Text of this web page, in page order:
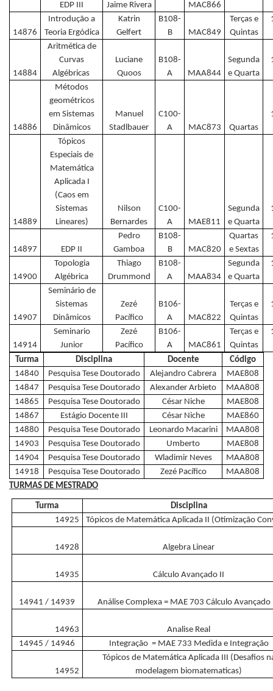
EDP III
Jaime Rivera MAC866
14876
Introdução a
Teoria Ergódica
Katrin
Gelfert
B108-
B
MAC849
Terças e
Quintas
14884
Aritmética de
Curvas
Algébricas
Luciane
Quoos
B108-
A
MAA844
Segunda
e Quarta
14886
Métodos
geométricos
em Sistemas
Dinâmicos
Manuel
Stadlbauer
C100-
A
MAC873 Quartas
14889
Tópicos
Especiais de
Matemática
Aplicada I
(Caos em
Sistemas
Lineares)
Nilson
Bernardes
C100-
A
MAE811
Segunda
e Quarta
14897 EDP II
Pedro
Gamboa
B108-
B
MAC820
Quartas
e Sextas
14900
Topologia
Algébrica
Thiago
Drummond
B108-
A
MAA834
Segunda
e Quarta
14907
Seminário de
Sistemas
Dinâmicos
Zezé
Pacífico
B106-
A
MAC822
Terças e
Quintas
14914
Seminario
Junior
Zezé
Pacífico
B106-
A
MAC861
Terças e
Quintas
Turma Disciplina Docente
Código
14840
Pesquisa Tese Doutorado Alejandro Cabrera
MAE808
14847
Pesquisa Tese Doutorado Alexander Arbieto
MAA808
14865
Pesquisa Tese Doutorado César Niche
MAE808
14867
Estágio Docente III César Niche
MAE860
14880
Pesquisa Tese Doutorado Leonardo Macarini
MAA808
14903
Pesquisa Tese Doutorado Umberto
MAE808
14904
Pesquisa Tese Doutorado Wladimir Neves
MAA808
14918
Pesquisa Tese Doutorado Zezé Pacífico
MAA808
TURMAS DE MESTRADO
Turma
Disciplina
14925
Tópicos de Matemática Aplicada II (Otimização
14928 Algebra Linear
14935 Cálculo Avançado II
14941 / 14939 Análise Complexa = MAE 703 Cálculo Avançado
14963
Analise Real
14945 / 14946
Integração = MAE 733 Medida e Integração
14952
Tópicos de Matemática Aplicada III (Desafios
modelagem biomatematicas)